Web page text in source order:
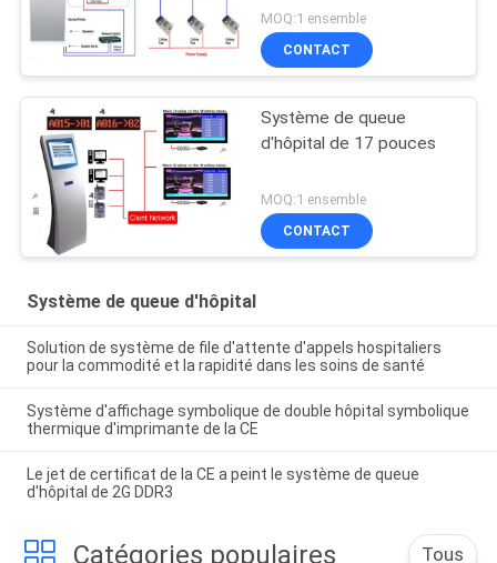
MOQ:1 ensemble
CONTACT
Système de queue
d'hôpital de 17 pouces
MOQ:1 ensemble
CONTACT
Système de queue d'hôpital
Solution de système de file d'attente d'appels hospitaliers
pour la commodité et la rapidité dans les soins de santé
Système d'affichage symbolique de double hôpital symbolique
thermique d'imprimante de la CE
Le jet de certificat de la CE a peint le système de queue
d'hôpital de 2G DDR3
Catégories populaires Tous